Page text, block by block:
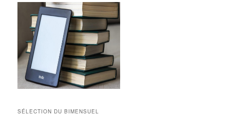
SÉLECTION DU BIMENSUEL